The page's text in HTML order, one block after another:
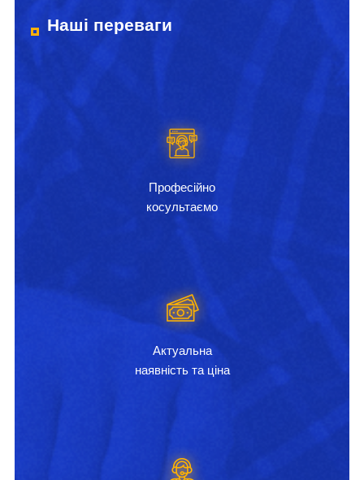
Наші переваги
Професійно
косультаємо
Актуальна
наявність та ціна